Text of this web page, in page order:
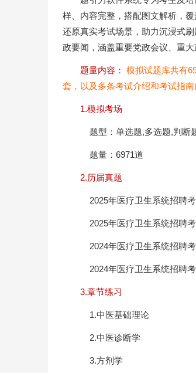
样、内容完整，搭配图文解析，
还原真实考试场景，助力沉浸式
政要闻，涵盖重要党政会议、重
题量内容： 模拟试题库共有
套，以及多条考试介绍和考试指南
1.模拟考场
题型：单选题,多选题,判断
题量：6971道
2.历届真题
2025年医疗卫生系统招聘考
2025年医疗卫生系统招聘考
2024年医疗卫生系统招聘考
2024年医疗卫生系统招聘考
3.章节练习
1.中医基础理论
2.中医诊断学
3.方剂学